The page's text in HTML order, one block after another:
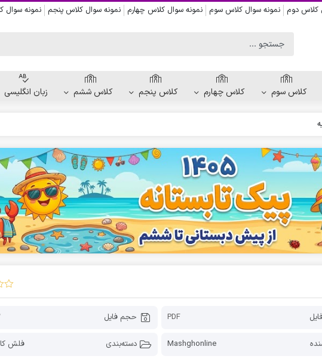
کلاس دوم نمونه سوال کلاس سوم نمونه سوال کلاس چهارم نمونه سوال کلاس پنجم نمونه
کاربرگ دست ورزی
کاربرگ نقاشی و رنگ آمیزی
کاربرگ پیش از نوشتن
کاربرگ نقطه چین حروف الفبا
کاربرگ هفتگی پیش دبستانی
کلاس سوم کلاس چهارم کلاس پنجم کلاس ششم زبان انگلیسی
PDF حجم فایل
Mashghonline دسته‌بندی فلش